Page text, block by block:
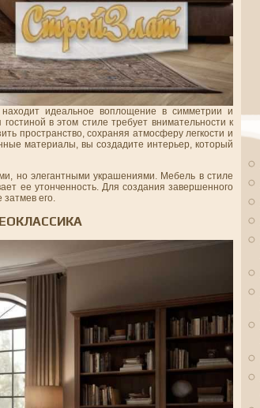
идеальное воплощение в симметрии и
в этом стиле требует внимательности к
пространство, сохраняя атмосферу легкости и
материалы, вы создадите интерьер, который
но элегантными украшениями. Мебель в стиле
ее утонченность. Для создания завершенного
его.